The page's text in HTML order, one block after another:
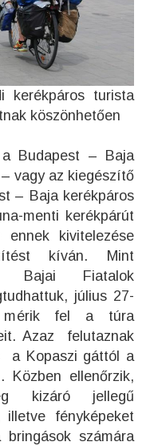
kerékpáros turista
köszönhetően
Budapest – Baja
vagy az kiegészítő
– Baja kerékpáros
menti kerékpárút
kivitelezése
kíván. Mint
Fiatalok
július 27-
mérik fel a túra
Azaz felutaznak
a Kopaszi gáttól a
Közben ellenőrzik,
kizáró jellegű
illetve fényképeket
számára